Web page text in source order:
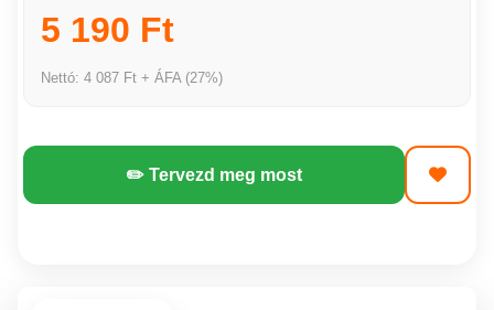
5 190 Ft
Nettó: 4 087 Ft + ÁFA (27%)
✏️ Tervezd meg most